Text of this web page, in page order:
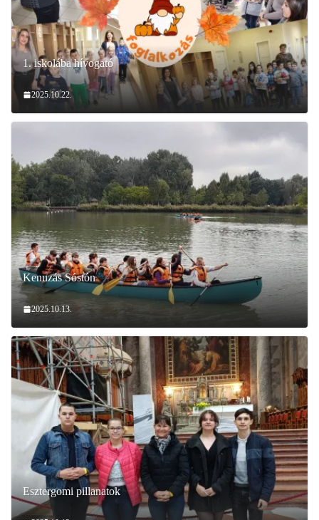
1. iskolába hívogató
2025.10.22.
Kenuzás Sóstón
2025.10.13.
Esztergomi pillanatok